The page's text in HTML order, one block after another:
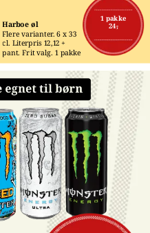
1 pakke
24,-
Harboe øl
Flere varianter. 6 x 33
cl. Literpris 12,12 +
pant. Frit valg. 1 pakke